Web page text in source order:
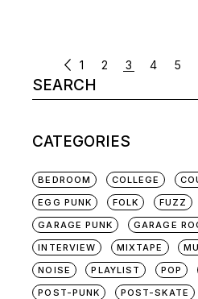
POSTS
1 2 3 4 5
Search
for:
CATEGORIES
BEDROOM COLLEGE
EGG PUNK
FOLK FUZZ
GARAGE PUNK
GARAGE
INTERVIEW
MIXTAPE
NOISE
PLAYLIST POP
POST-PUNK
POST-SKATE